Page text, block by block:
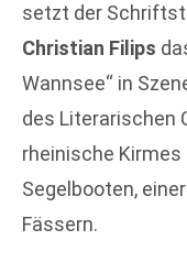
setzt der
Christian Filips
Wannsee“ in
des Literarischen
rheinische Kirmes
Segelbooten,
Fässern.